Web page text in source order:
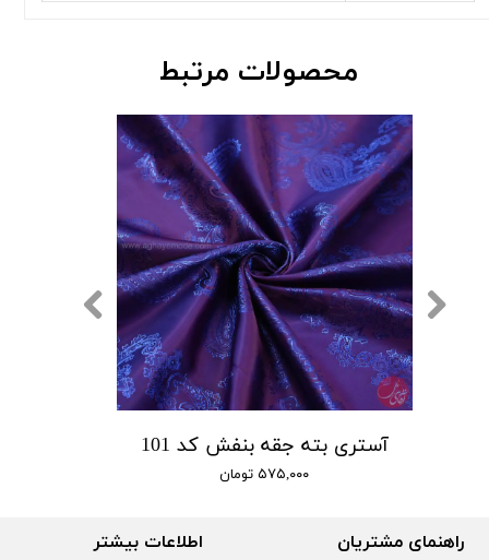
محصولات مرتبط
آستری بته جقه بنفش کد 101
۵۷۵,۰۰۰ تومان
راهنمای مشتریان
اطلاعات بیشتر